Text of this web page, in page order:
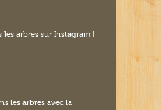
les arbres sur Instagram !
les arbres avec la